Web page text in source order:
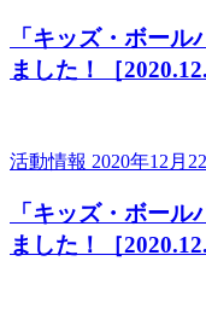
「キッズ・ボー
ました！［
活動情報 2020年12月
「キッズ・ボー
ました！［